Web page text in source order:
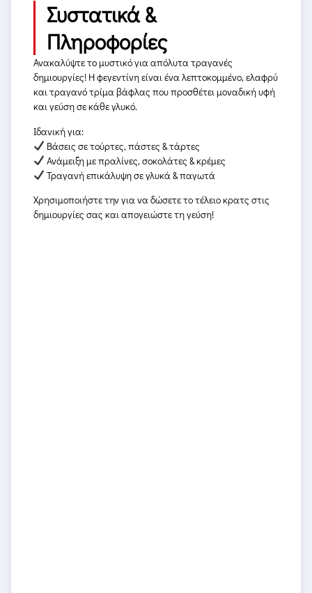
Συστατικά &
Πληροφορίες
Ανακαλύψτε το μυστικό για απόλυτα τραγανές
δημιουργίες! Η φεγεντίνη είναι ένα λεπτοκομμένο, ελαφρύ
και τραγανό τρίμα βάφλας που προσθέτει μοναδική υφή
και γεύση σε κάθε γλυκό.
Ιδανική για:
Βάσεις σε τούρτες, πάστες & τάρτες
Ανάμειξη με πραλίνες, σοκολάτες & κρέμες
Τραγανή επικάλυψη σε γλυκά & παγωτά
Χρησιμοποιήστε την για να δώσετε το τέλειο κρατς στις
δημιουργίες σας και απογειώστε τη γεύση!